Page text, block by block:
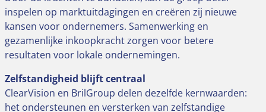
inspelen op marktuitdagingen en creëren zij nieuwe
kansen voor ondernemers. Samenwerking en
gezamenlijke inkoopkracht zorgen voor betere
resultaten voor lokale ondernemingen.
Zelfstandigheid blijft centraal
ClearVision en BrilGroup delen dezelfde kernwaarden:
het ondersteunen en versterken van zelfstandige